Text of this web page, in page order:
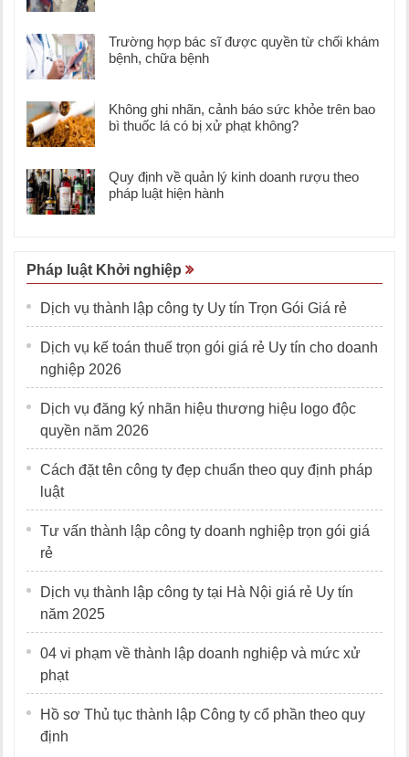
Trường hợp bác sĩ được quyền từ chối khám
bệnh, chữa bệnh
Không ghi nhãn, cảnh báo sức khỏe trên bao
bì thuốc lá có bị xử phạt không?
Quy định về quản lý kinh doanh rượu theo
pháp luật hiện hành
Pháp luật Khởi nghiệp
Dịch vụ thành lập công ty Uy tín Trọn Gói Giá rẻ
Dịch vụ kế toán thuế trọn gói giá rẻ Uy tín cho doanh
nghiệp 2026
Dịch vụ đăng ký nhãn hiệu thương hiệu logo độc
quyền năm 2026
Cách đặt tên công ty đẹp chuẩn theo quy định pháp
luật
Tư vấn thành lập công ty doanh nghiệp trọn gói giá
rẻ
Dịch vụ thành lập công ty tại Hà Nội giá rẻ Uy tín
năm 2025
04 vi phạm về thành lập doanh nghiệp và mức xử
phạt
Hồ sơ Thủ tục thành lập Công ty cổ phần theo quy
định